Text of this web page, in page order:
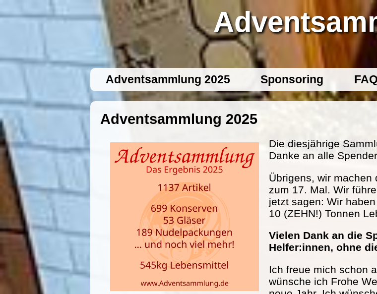
Adventsammlung 2025 Sponsoring FAQ
Adventsammlung 2025
Die diesjährige
Danke an alle
Übrigens, wir
zum 17. Mal. Wir
jetzt sagen: Wir
10 (ZEHN!) Tonnen
Vielen Dank an die
Helfer:innen, ohne
Ich freue mich schon
wünsche ich Frohe